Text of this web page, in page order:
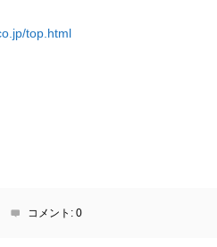
top.html
コメント: 0